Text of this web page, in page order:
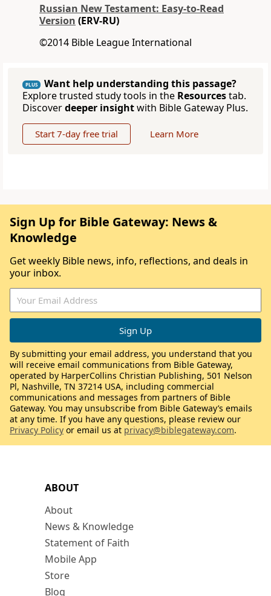
Russian New Testament: Easy-to-Read
Version (ERV-RU)
©2014 Bible League International
PLUS
Want help understanding this passage?
Explore trusted study tools in the Resourcestab.
Discoverdeeper insightwith Bible Gateway Plus.
Start 7-day free trial Learn More
ABOUT
About
News & Knowledge
Statement of Faith
Mobile App
Store
Blog
Sign Up for Bible Gateway: News &
Knowledge
Get weekly Bible news, info, reflections, and deals in
your inbox.
By submitting your email address, you understand that you
will receive email communications from Bible Gateway,
operated by HarperCollins Christian Publishing, 501 Nelson
Pl, Nashville, TN 37214 USA, including commercial
communications and messages from partners of Bible
Gateway. You may unsubscribe from Bible Gateway’s emails
at any time. If you have any questions, please review our
Privacy Policy or email us at privacy@biblegateway.com.